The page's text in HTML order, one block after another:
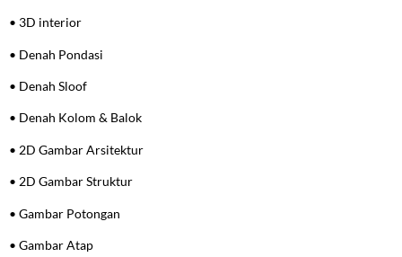
• 3D interior
• Denah Pondasi
• Denah Sloof
• Denah Kolom & Balok
• 2D Gambar Arsitektur
• 2D Gambar Struktur
• Gambar Potongan
• Gambar Atap